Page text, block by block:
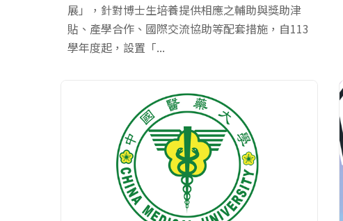
展」，針對博士生培養提供相應之輔助與獎助津
貼、產學合作、國際交流協助等配套措施，自113
學年度起，設置「...